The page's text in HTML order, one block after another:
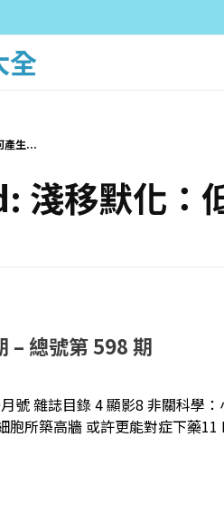
全
產生...
淺移默化：
– 總號第 598 期
號 雜誌目錄 4 顯影8 非關科學
胞所築高牆 或許更能對症下藥